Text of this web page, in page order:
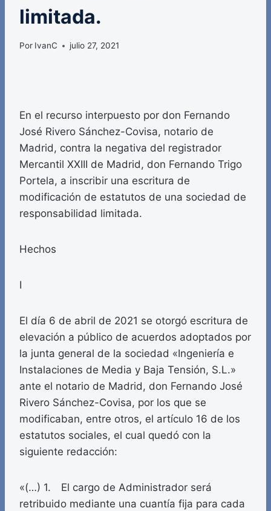
limitada.
Por IvanC julio 27, 2021
En el recurso interpuesto por don Fernando
José Rivero Sánchez-Covisa, notario de
Madrid, contra la negativa del registrador
Mercantil XXIII de Madrid, don Fernando Trigo
Portela, a inscribir una escritura de
modificación de estatutos de una sociedad de
responsabilidad limitada.
Hechos
I
El día 6 de abril de 2021 se otorgó escritura de
elevación a público de acuerdos adoptados por
la junta general de la sociedad «Ingeniería e
Instalaciones de Media y Baja Tensión, S.L.»
ante el notario de Madrid, don Fernando José
Rivero Sánchez-Covisa, por los que se
modificaban, entre otros, el artículo 16 de los
estatutos sociales, el cual quedó con la
siguiente redacción:
«(…) 1. El cargo de Administrador será
retribuido mediante una cuantía fija para cada